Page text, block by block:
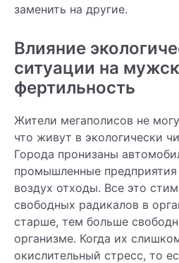
заменить на другие.
Влияние
ситуации на
фертильность
Жители мегаполисов не
что живут в экологически
Города пронизаны
промышленные
воздух отходы. Все это
свободных радикалов в
старше, тем больше
организме. Когда их
окислительный стресс, то